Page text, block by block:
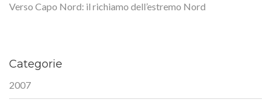
Verso Capo Nord: il richiamo dell’estremo Nord
Categorie
2007